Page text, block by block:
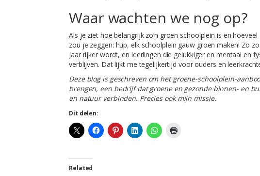
Waar wachten we nog op?
Als je ziet hoe belangrijk zo’n groen schoolplein is en
zou je zeggen: hup, elk schoolplein gauw groen maken! Zo
jaar rijker wordt, en leerlingen die gelukkiger en mentaal en
verblijven. Dat lijkt me tegelijkertijd voor ouders en
Deze blog is geschreven om het groene-schoolplein-
brengen, een bedrijf dat groene en gezonde binnen- en
en natuur verbinden. Precies ook mijn missie.
Dit delen:
Related